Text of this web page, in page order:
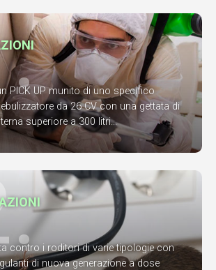
PICK UP munito di uno specifico
da 26 CV con una gettata di
superiore a 300 litri...
contro i roditori di varie tipologie con
di nuova generazione a dose